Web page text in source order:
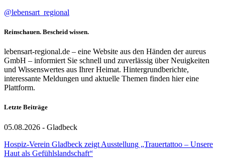
@lebensart_regional
Reinschauen. Bescheid wissen.
lebensart-regional.de – eine Website aus den Händen der aureus
GmbH – informiert Sie schnell und zuverlässig über Neuigkeiten
und Wissenswertes aus Ihrer Heimat. Hintergrundberichte,
interessante Meldungen und aktuelle Themen finden hier eine
Plattform.
Letzte Beiträge
05.08.2026 - Gladbeck
Hospiz-Verein Gladbeck zeigt Ausstellung „Trauertattoo – Unsere
Haut als Gefühlslandschaft“